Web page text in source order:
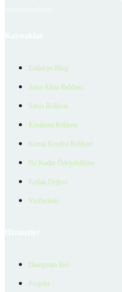
Emlakjet Blog
Satın Alma Rehberi
Satıcı Rehberi
Kiralama Rehberi
Konut Kredisi Rehberi
Ne Kadar Ödeyebilirim
Emlak Değeri
Verilerimiz
Danışman Bul
Projeler